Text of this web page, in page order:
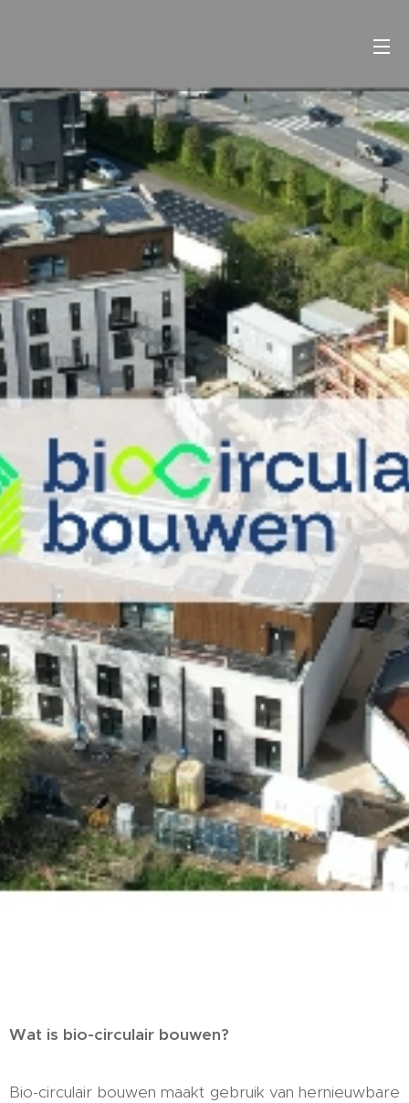
Wat is bio-circulair bouwen?
Bio-circulair bouwen maakt gebruik van hernieuwbare